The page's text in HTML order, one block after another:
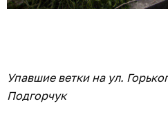
Упавшие ветки на ул.
Подгорчук